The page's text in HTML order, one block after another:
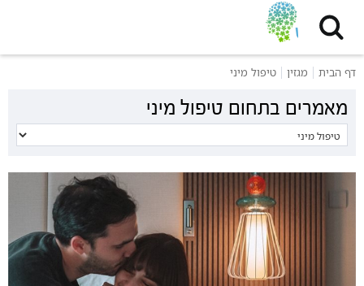
דף הבית מגזין טיפול מיני
מאמרים בתחום טיפול מיני